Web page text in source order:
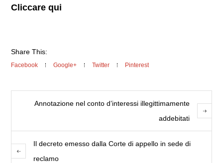
Cliccare qui
Share This:
Facebook Google+ Twitter Pinterest
Annotazione nel conto d’interessi illegittimamente
addebitati
Il decreto emesso dalla Corte di appello in sede di
reclamo